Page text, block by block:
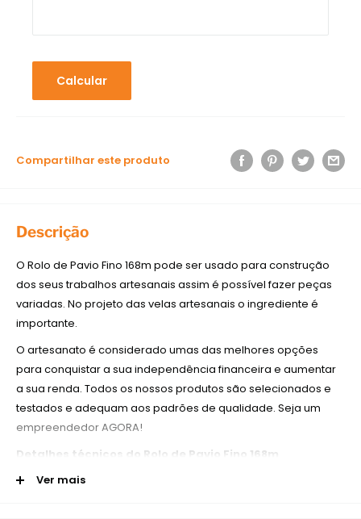
Calcular
Compartilhar este produto
Descrição
O Rolo de Pavio Fino 168m pode ser usado para construção
dos seus trabalhos artesanais assim é possível fazer peças
variadas. No projeto das velas artesanais o ingrediente é
importante.
O artesanato é considerado umas das melhores opções
para conquistar a sua independência financeira e aumentar
a sua renda. Todos os nossos produtos são selecionados e
testados e adequam aos padrões de qualidade. Seja um
empreendedor AGORA!
Detalhes técnicos do Rolo de Pavio Fino 168m
O Rolo Pavio para Vela é indicado para os tipos de trabalhos
Ver mais